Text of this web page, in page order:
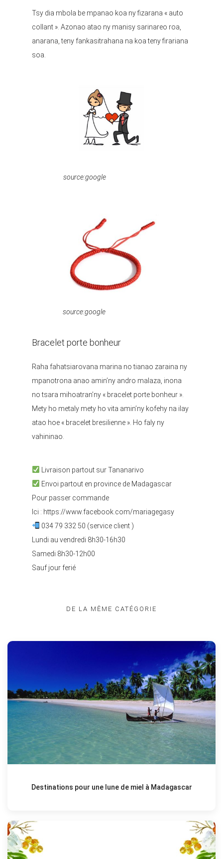
Tsy dia mbola be mpanao koa ny fizarana « auto
collant ». Azonao atao ny manisy sarinareo roa,
anarana, teny fankasitrahana na koa teny firariana
soa.
source:google
source:google
Bracelet porte bonheur
Raha fahatsiarovana marina no tianao zaraina ny
mpanotrona anao amin’ny andro malaza, inona
no tsara mihoatran’ny « bracelet porte bonheur ».
Mety ho metaly mety ho vita amin’ny kofehy na ilay
atao hoe « bracelet bresilienne ». Ho faly ny
vahininao.
Livraison partout sur Tananarivo
Envoi partout en province de Madagascar
Pour passer commande
Ici : https://www.facebook.com/mariagegasy
034 79 332 50 (service client )
Lundi au vendredi 8h30-16h30
Samedi 8h30-12h00
Sauf jour ferié
DE LA MÊME CATÉGORIE
Destinations pour une lune de miel à Madagascar